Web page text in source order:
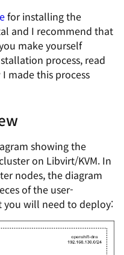
for installing the
and I recommend that
make yourself
process, read
made this process
showing the
on Libvirt/KVM. In
nodes, the diagram
of the user-
will need to deploy: